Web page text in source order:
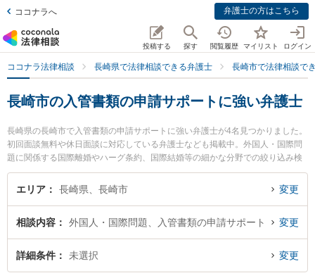
ココナラへ 弁護士の方はこちら
投稿する 探す 閲覧履歴 マイリスト ログイン
ココナラ法律相談 長崎県で法律相談できる弁護士 長崎市で法律相談で
長崎市の入管書類の申請サポートに強い弁護士
長崎県の長崎市で入管書類の申請サポートに強い弁護士が4名見つかりました。
初回面談無料や休日面談に対応している弁護士なども掲載中。外国人・国際問
題に関係する国際離婚やハーグ条約、国際結婚等の細かな分野での絞り込み検
索もでき便利です。特にさた法律事務所の佐田 英二弁護士や弁護士法人山本・
坪井綜合法律事務所 長崎オフィスの寺町 直人弁護士、青野・平山法律事務所の
すぐに弁護士に相談したい』『入管書類の申請サポートのトラブル解決の実績
豊富な近くの弁護士を検索したい』『初回相談無料で入管書類の申請サポート
を法律相談できる長崎市内の弁護士に相談予約したい』などでお困りの相談者
エリア 長崎県、長崎市 変更
相談内容 外国人・国際問題、入管書類の申請サポート 変更
詳細条件 未選択 変更